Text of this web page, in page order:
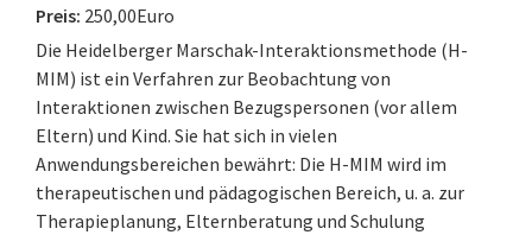
Preis: 250,00Euro
Die Heidelberger Marschak-Interaktionsmethode (H-
MIM) ist ein Verfahren zur Beobachtung von
Interaktionen zwischen Bezugspersonen (vor allem
Eltern) und Kind. Sie hat sich in vielen
Anwendungsbereichen bewährt: Die H-MIM wird im
therapeutischen und pädagogischen Bereich, u. a. zur
Therapieplanung, Elternberatung und Schulung